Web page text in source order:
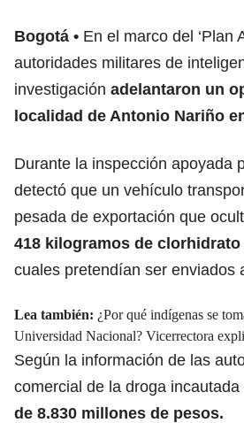
Bogotá
En el marco del ‘Plan
autoridades militares de
investigación adelantaron un
localidad de Antonio Nariño
Durante la inspección apoyada
detectó que un vehículo
pesada de exportación que
418 kilogramos de clorhidrato
cuales pretendían ser enviados
Lea también: ¿Por qué indígenas se
Universidad Nacional? Vicerrectora
Según la información de las
comercial de la droga incautada
de 8.830 millones de pesos.